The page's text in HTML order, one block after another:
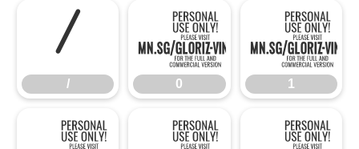
/
/
0
0 1